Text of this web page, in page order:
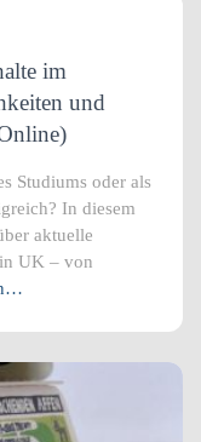
im
und
Studiums oder als
In diesem
aktuelle
UK – von